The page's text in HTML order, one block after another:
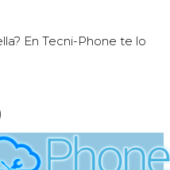
En Tecni-Phone te lo